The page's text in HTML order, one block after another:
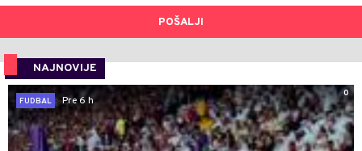
POŠALJI
NAJNOVIJE
0
FUDBAL
Pre 6 h